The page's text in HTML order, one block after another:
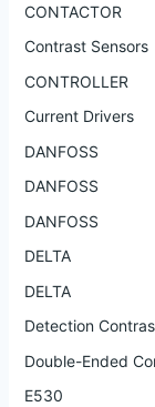
CONTACTOR
Contrast Sensors
CONTROLLER
Current Drivers
DANFOSS
DANFOSS
DANFOSS
DELTA
DELTA
Detection
Double-Ended
E530